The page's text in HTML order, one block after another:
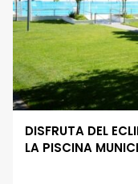
DISFRUTA DEL
LA PISCINA